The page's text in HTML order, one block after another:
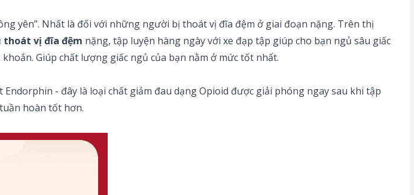
yên”. Nhất là đối với những người bị thoát vị đĩa đệm ở giai đoạn nặng. Trên thị
thoát vị đĩa đệm nặng, tập luyện hàng ngày với xe đạp tập giúp cho bạn ngủ sâu giấc
Giúp chất lượng giấc ngủ của bạn nằm ở mức tốt nhất.
- đây là loại chất giảm đau dạng Opioid được giải phóng ngay sau khi tập
hoàn tốt hơn.